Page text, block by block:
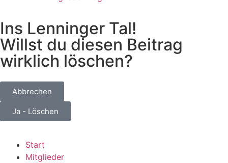
Ins Lenninger Tal!
Willst du diesen Beitrag
wirklich löschen?
Abbrechen
Ja - Löschen
Start
Mitglieder